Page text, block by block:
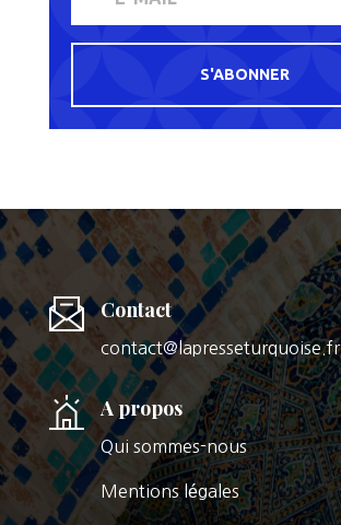
S'ABONNER
Contact
contact@lapresseturquoise.fr
A propos
Qui sommes-nous
Mentions légales